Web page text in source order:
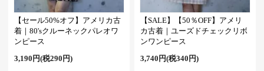
【セール50%オフ】アメリカ古
着｜80'sクルーネックパレオワ
ンピース
3,190円(税290円)
【SALE】【50％OFF】アメリ
カ古着｜ユーズドチェックリボ
ンワンピース
3,740円(税340円)